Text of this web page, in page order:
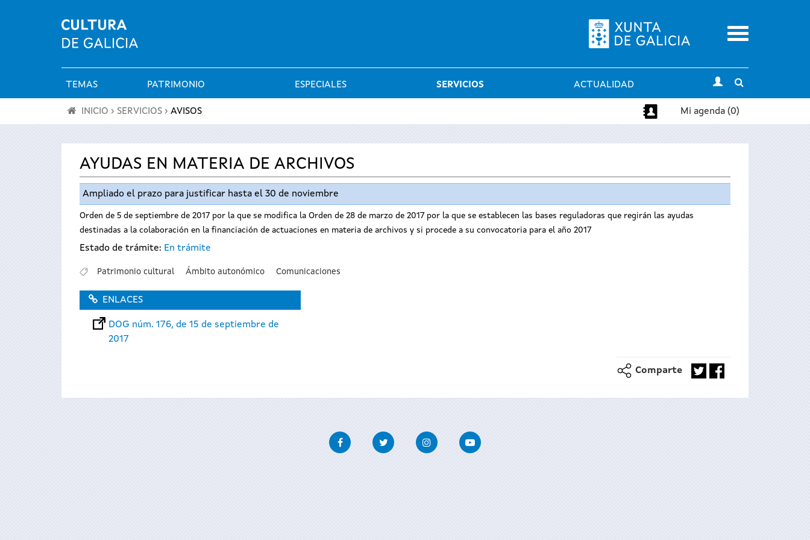
Menu
Menú
principal
TEMAS PATRIMONIO ESPECIALES SERVICIOS ACTUALIDAD
search
encuentra
usted
aquí
INICIO › SERVICIOS › AVISOS Mi agenda (0)
AYUDAS EN MATERIA DE ARCHIVOS
Ampliado el prazo para justificar hasta el 30 de noviembre
Orden de 5 de septiembre de 2017 por la que se modifica la Orden de 28 de marzo de 2017 por la que se establecen las bases reguladoras que regirán las ayudas
destinadas a la colaboración en la financiación de actuaciones en materia de archivos y si procede a su convocatoria para el año 2017
Estado de trámite: En trámite
Patrimonio cultural Ámbito autonómico Comunicaciones
ENLACES
DOG núm. 176, de 15 de septiembre de
2017
Comparte
FacebookTwitter InstagramYoutube